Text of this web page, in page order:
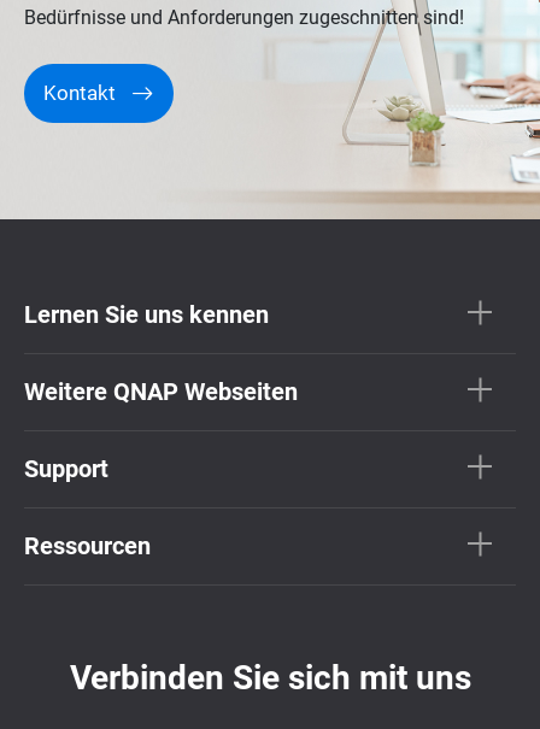
Bedürfnisse und Anforderungen zugeschnitten sind!
Kontakt
Lernen Sie uns kennen
Weitere QNAP Webseiten
Support
Ressourcen
Verbinden Sie sich mit uns